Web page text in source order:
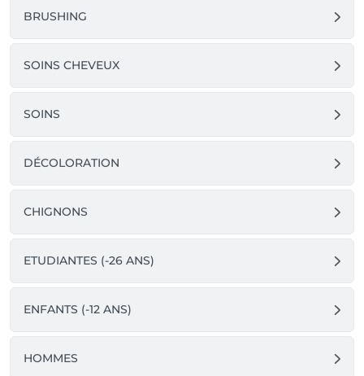
BRUSHING
SOINS CHEVEUX
SOINS
DÉCOLORATION
CHIGNONS
ETUDIANTES (-26 ANS)
ENFANTS (-12 ANS)
HOMMES